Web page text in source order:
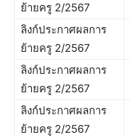
ย้ายครู 2/2567
ลิงก์ประกาศผลการ
ย้ายครู 2/2567
ลิงก์ประกาศผลการ
ย้ายครู 2/2567
ลิงก์ประกาศผลการ
ย้ายครู 2/2567